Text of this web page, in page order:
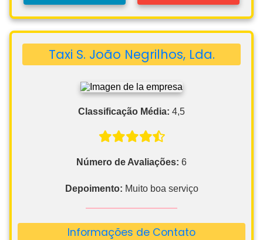
Taxi S. João Negrilhos, Lda.
Classificação Média: 4,5
Número de Avaliações: 6
Depoimento: Muito boa serviço
Informações de Contato